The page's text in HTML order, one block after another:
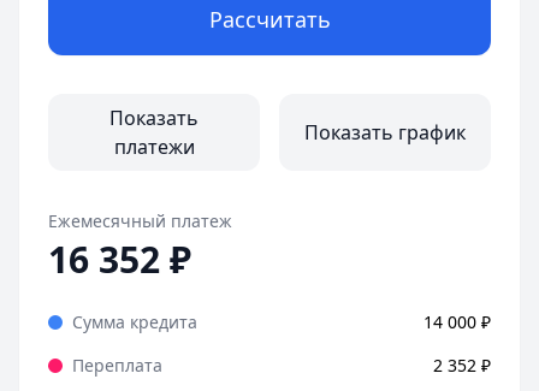
Рассчитать
Показать
платежи
Показать график
Ежемесячный платеж
16 352₽
Сумма кредита 14 000 ₽
Переплата
2 352 ₽